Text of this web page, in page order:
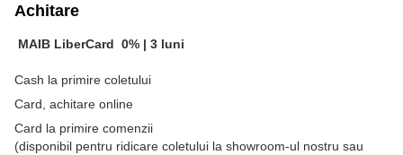
Achitare
MAIB LiberCard 0% | 3 luni
Cash la primire coletului
Card, achitare online
Card la primire comenzii
(disponibil pentru ridicare coletului la showroom-ul nostru sau